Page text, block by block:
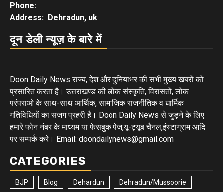
Phone:
Address: Dehradun, uk
दून डेली न्यूज़ के बारे में
Doon Daily News राज्य, देश और दुनियाभर की सभी मुख्य खबरों को
प्रसारित करता है। उत्तराखण्ड की लोक संस्कृति, विरासतों, लोक
परंपराओ के साथ-साथ आर्थिक, सामाजिक राजनीतिक व धार्मिक
गतिविधियों का सजग प्रहरी है। Doon Daily News से जुड़ने के लिए
हमारे फोन नंबर के माध्यम या फेसबुक पेज,यू-ट्यूब चैनल,इंस्टाग्राम आदि
पर सम्पर्क करे। Email: doondailynews@gmail.com
CATEGORIES
BJP Blog Dehardun Dehradun/Mussoorie